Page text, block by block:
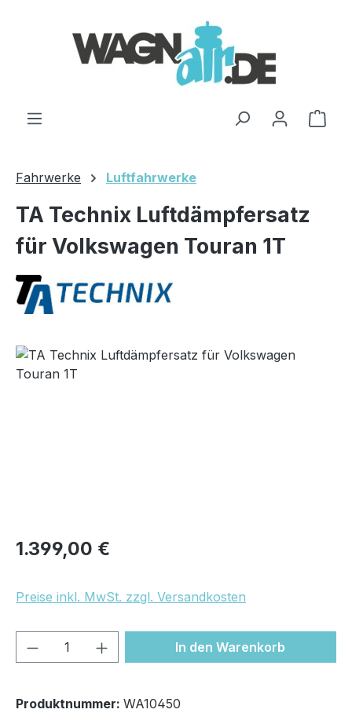
Fahrwerke Luftfahrwerke
TA Technix Luftdämpfersatz
für Volkswagen Touran 1T
Bildergalerie überspringen
Regulärer Preis:
1.399,00 €
Preise inkl. MwSt. zzgl. Versandkosten
Produkt Anzahl: Gib denIn den Warenkorb
Produktnummer: WA10450